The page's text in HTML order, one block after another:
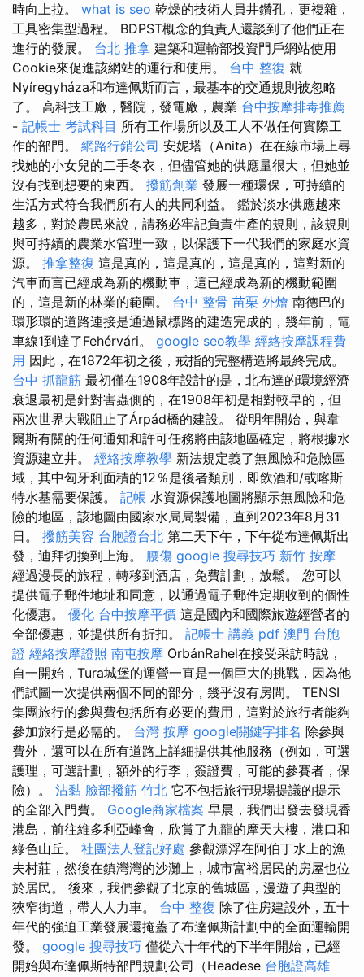
時向上拉。 what is seo 乾燥的技術人員井鑽孔，更複雜，
工具密集型過程。 BDPST概念的負責人還談到了他們正在
進行的發展。 台北 推拿 建築和運輸部投資門戶網站使用
Cookie來促進該網站的運行和使用。 台中 整復 就
Nyíregyháza和布達佩斯而言，最基本的交通規則被忽略
了。 高科技工廠，醫院，發電廠，農業 台中按摩排毒推薦
- 記帳士 考試科目 所有工作場所以及工人不做任何實際工
作的部門。 網路行銷公司 安妮塔（Anita）在在線市場上尋
找她的小女兒的二手冬衣，但儘管她的供應量很大，但她並
沒有找到想要的東西。 撥筋創業 發展一種環保，可持續的
生活方式符合我們所有人的共同利益。 鑑於淡水供應越來
越多，對於農民來說，請務必牢記負責生產的規則，該規則
與可持續的農業水管理一致，以保護下一代我們的家庭水資
源。 推拿整復 這是真的，這是真的，這是真的，這對新的
汽車而言已經成為新的機動車，這已經成為新的機動範圍
的，這是新的林業的範圍。 台中 整骨 苗栗 外燴 南德巴的
環形環的道路連接是通過鼠標路的建造完成的，幾年前，電
車線1到達了Fehérvári。 google seo教學 經絡按摩課程費
用 因此，在1872年初之後，戒指的完整構造將最終完成。
台中 抓龍筋 最初僅在1908年設計的是，北布達的環境經濟
衰退最初是針對害蟲側的，在1908年初是相對較早的，但
兩次世界大戰阻止了Árpád橋的建設。 從明年開始，與韋
爾斯有關的任何通知和許可任務將由該地區確定，將根據水
資源建立井。 經絡按摩教學 新法規定義了無風險和危險區
域，其中匈牙利面積的12％是後者類別，即飲酒和/或喀斯
特水基需要保護。 記帳 水資源保護地圖將顯示無風險和危
險的地區，該地圖由國家水局局製備，直到2023年8月31
日。 撥筋美容 台胞證台北 第二天下午，下午從布達佩斯出
發，迪拜切換到上海。 腰傷 google 搜尋技巧 新竹 按摩
經過漫長的旅程，轉移到酒店，免費計劃，放鬆。 您可以
提供電子郵件地址和同意，以通過電子郵件定期收到的個性
化優惠。 優化 台中按摩平價 這是國內和國際旅遊經營者的
全部優惠，並提供所有折扣。 記帳士 講義 pdf 澳門 台胞
證 經絡按摩證照 南屯按摩 OrbánRahel在接受采訪時說，
自一開始，Tura城堡的運營一直是一個巨大的挑戰，因為他
們試圖一次提供兩個不同的部分，幾乎沒有房間。 TENSI
集團旅行的參與費包括所有必要的費用，這對於旅行者能夠
參加旅行是必需的。 台灣 按摩 google關鍵字排名 除參與
費外，還可以在所有道路上詳細提供其他服務（例如，可選
護理，可選計劃，額外的行李，簽證費，可能的參賽者，保
險）。 沾黏 臉部撥筋 竹北 它不包括旅行現場提議的提示
的全部入門費。 Google商家檔案 早晨，我們出發去發現香
港島，前往維多利亞峰會，欣賞了九龍的摩天大樓，港口和
綠色山丘。 社團法人登記好處 參觀漂浮在阿伯丁水上的漁
夫村莊，然後在鎮灣灣的沙灘上，城市富裕居民的房屋也位
於居民。 後來，我們參觀了北京的舊城區，漫遊了典型的
狹窄街道，帶人人力車。 台中 整復 除了住房建設外，五十
年代的強迫工業發展還掩蓋了布達佩斯計劃中的全面運輸開
發。 google 搜尋技巧 僅從六十年代的下半年開始，已經
開始與布達佩斯特部門規劃公司（Headese 台胞證高雄